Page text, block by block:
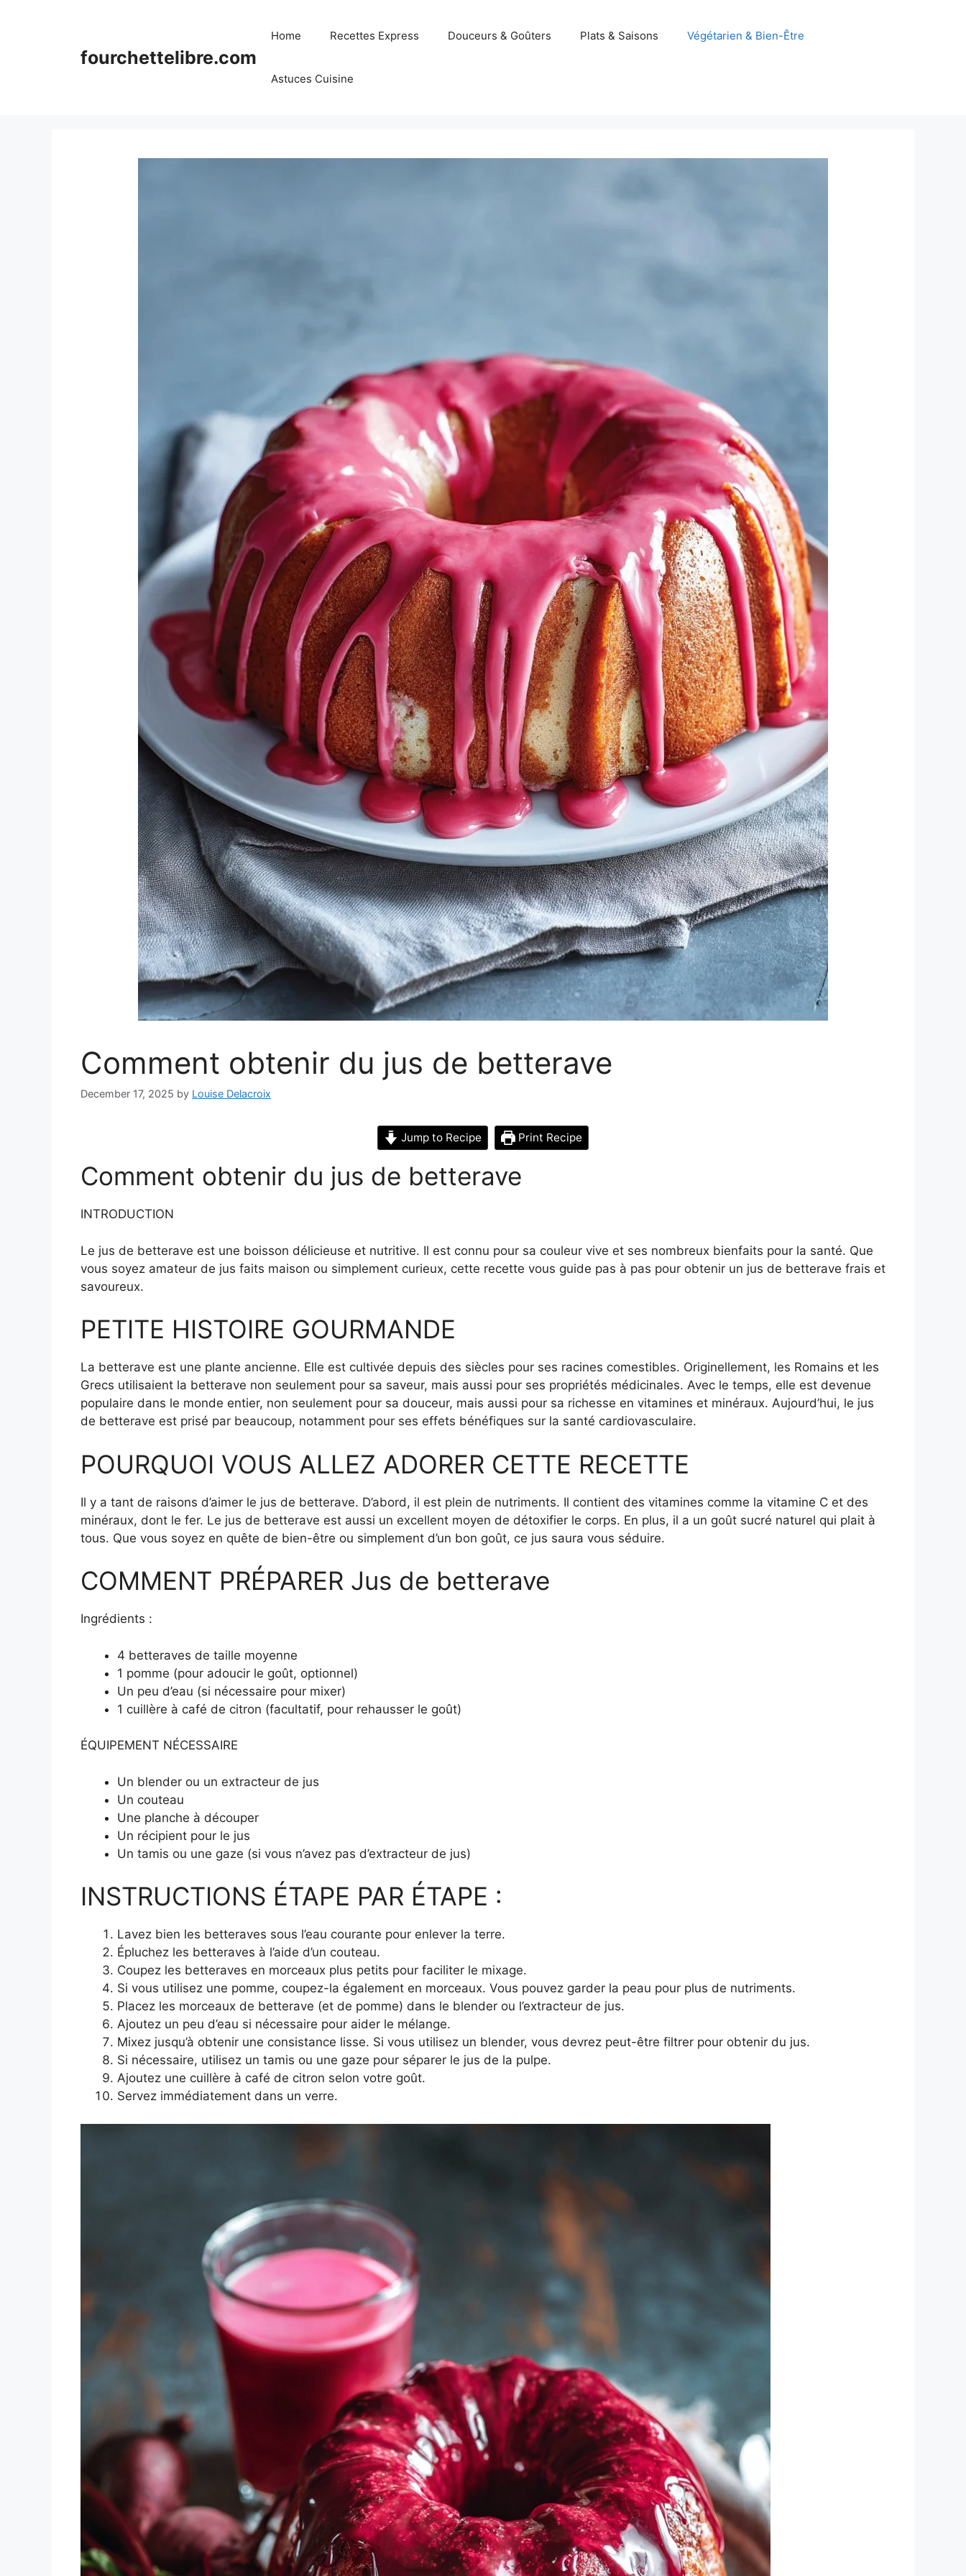
fourchettelibre.com
Home Recettes Express Douceurs & Goûters Plats & Saisons Végétarien & Bien-Être
Astuces Cuisine
Comment obtenir du jus de betterave
December 17, 2025 by Louise Delacroix
Jump to Recipe Print Recipe
Comment obtenir du jus de betterave
INTRODUCTION
Le jus de betterave est une boisson délicieuse et nutritive. Il est connu pour sa couleur vive et ses nombreux bienfaits pour la santé. Que
vous soyez amateur de jus faits maison ou simplement curieux, cette recette vous guide pas à pas pour obtenir un jus de betterave frais et
savoureux.
PETITE HISTOIRE GOURMANDE
La betterave est une plante ancienne. Elle est cultivée depuis des siècles pour ses racines comestibles. Originellement, les Romains et les
Grecs utilisaient la betterave non seulement pour sa saveur, mais aussi pour ses propriétés médicinales. Avec le temps, elle est devenue
populaire dans le monde entier, non seulement pour sa douceur, mais aussi pour sa richesse en vitamines et minéraux. Aujourd’hui, le jus
de betterave est prisé par beaucoup, notamment pour ses effets bénéfiques sur la santé cardiovasculaire.
POURQUOI VOUS ALLEZ ADORER CETTE RECETTE
Il y a tant de raisons d’aimer le jus de betterave. D’abord, il est plein de nutriments. Il contient des vitamines comme la vitamine C et des
minéraux, dont le fer. Le jus de betterave est aussi un excellent moyen de détoxifier le corps. En plus, il a un goût sucré naturel qui plait à
tous. Que vous soyez en quête de bien-être ou simplement d’un bon goût, ce jus saura vous séduire.
COMMENT PRÉPARER Jus de betterave
Ingrédients :
4 betteraves de taille moyenne
1 pomme (pour adoucir le goût, optionnel)
Un peu d’eau (si nécessaire pour mixer)
1 cuillère à café de citron (facultatif, pour rehausser le goût)
ÉQUIPEMENT NÉCESSAIRE
Un blender ou un extracteur de jus
Un couteau
Une planche à découper
Un récipient pour le jus
Un tamis ou une gaze (si vous n’avez pas d’extracteur de jus)
INSTRUCTIONS ÉTAPE PAR ÉTAPE :
Lavez bien les betteraves sous l’eau courante pour enlever la terre.
Épluchez les betteraves à l’aide d’un couteau.
Coupez les betteraves en morceaux plus petits pour faciliter le mixage.
Si vous utilisez une pomme, coupez-la également en morceaux. Vous pouvez garder la peau pour plus de nutriments.
Placez les morceaux de betterave (et de pomme) dans le blender ou l’extracteur de jus.
Ajoutez un peu d’eau si nécessaire pour aider le mélange.
Mixez jusqu’à obtenir une consistance lisse. Si vous utilisez un blender, vous devrez peut-être filtrer pour obtenir du jus.
Si nécessaire, utilisez un tamis ou une gaze pour séparer le jus de la pulpe.
Ajoutez une cuillère à café de citron selon votre goût.
Servez immédiatement dans un verre.